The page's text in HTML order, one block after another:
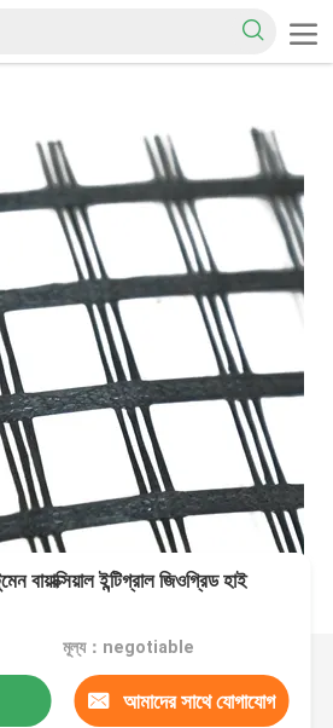
ইন্টিগ্রাল জিওগ্রিড হাই
মূল্য：negotiable
আমাদের সাথে যোগাযোগ